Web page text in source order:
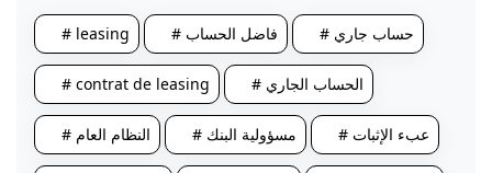
# leasing # فاضل الحساب # حساب جاري
# contrat de leasing # الحساب الجاري
# النظام العام # مسؤولية البنك # عبء الإثبات